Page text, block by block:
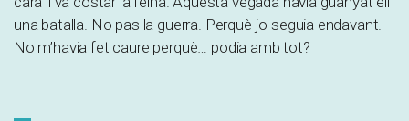
una batalla. No pas la guerra. Perquè jo seguia endavant.
No m’havia fet caure perquè… podia amb tot?